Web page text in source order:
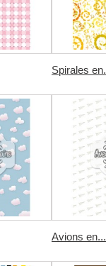
Spirales
Avions en...